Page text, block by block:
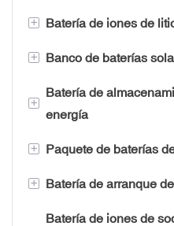
+ Batería de iones de
Batería de iones de
Batería de litio para
+ Banco de baterías
Batería de
energía doméstica
Batería de pared
Batería de farola solar
Todo en un sistema
+
Batería de
energía
Batería del SAI
Batería de
Sistema de energía
+ Paquete de baterías
Batería de iones de
Batería de iones de
+ Batería de arranque
Batería de arranque de
Batería de iones de